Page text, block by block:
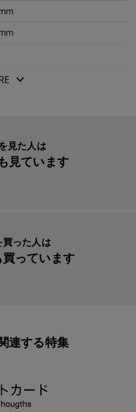
れします。
見た人は
見ています
買った人は
っています
連する特集